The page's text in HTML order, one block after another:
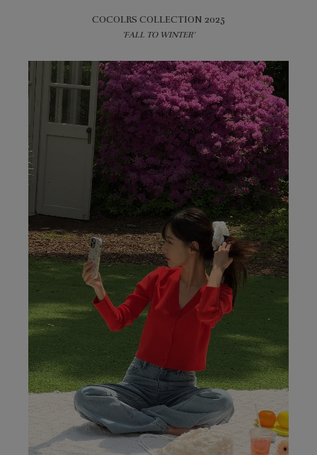
COCOLRS COLLECTION 2025
'FALL TO WINTER'